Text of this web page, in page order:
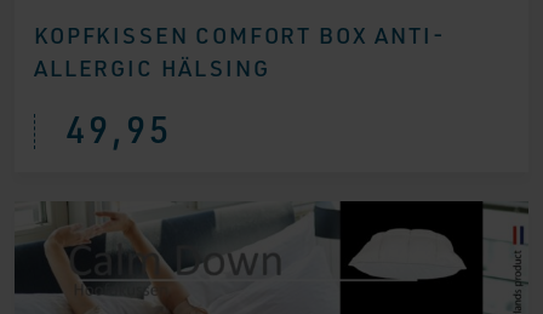
KOPFKISSEN COMFORT BOX ANTI-
ALLERGIC HÄLSING
49,95